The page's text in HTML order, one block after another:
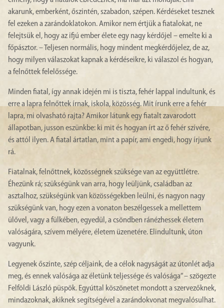
akarunk, emberként, őszintén, szabadon, szépen. Kérdéseket tesznek
fel ezeken a zarándoklatokon. Amikor nem értjük a fiatalokat, ne
felejtsük el, hogy az ifjú ember élete egy nagy kérdőjel – emelte ki a
főpásztor. – Teljesen normális, hogy mindent megkérdőjelez, de az,
hogy milyen válaszokat kapnak a kérdéseikre, ki válaszol és hogyan,
a felnőttek felelőssége.
Minden fiatal, így annak idején mi is tiszta, fehér lappal indultunk, és
erre a lapra felnőttek írnak, iskola, közösség. Mit írunk erre a fehér
lapra, mi olvasható rajta? Amikor látunk egy fiatalt zavarodott
állapotban, jusson eszünkbe: ki mit és hogyan írt az ő fehér szívére,
és attól ilyen. A fiatal ártatlan, mint a papír, ami engedi, hogy írjunk
rá.
Fiatalnak, felnőttnek, közösségnek szüksége van az együttlétre.
Éhezünk rá; szükségünk van arra, hogy leüljünk, családban az
asztalhoz, szükségünk van közösségekben leülni, és nagyon nagy
szükségünk van, hogy ezen a vonaton beszélgessek a mellettem
ülővel, vagy a fülkében, egyedül, a csöndben ránézhessek életem
valóságára, szívem mélyére, életem üzenetére. Elindultunk, úton
vagyunk.
Legyenek őszinte, szép céljaink, de a célok nagyságát az útonlét adja
meg, és ennek valósága az életünk teljessége és valósága” – szögezte
Felföldi László püspök. Egyúttal köszönetet mondott a szervezőknek,
mindazoknak, akiknek segítségével a zarándokvonat megvalósulhat.